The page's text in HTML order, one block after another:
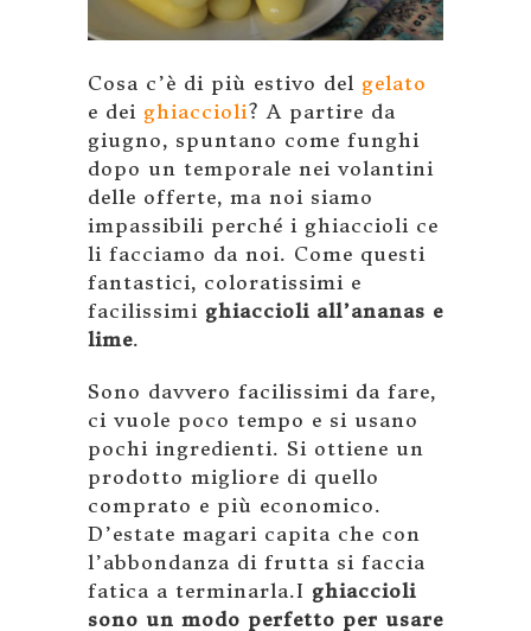
Cosa c’è di più estivo del gelato
e dei ghiaccioli? A partire da
giugno, spuntano come funghi
dopo un temporale nei volantini
delle offerte, ma noi siamo
impassibili perché i ghiaccioli ce
li facciamo da noi. Come questi
fantastici, coloratissimi e
facilissimi ghiaccioli all’ananas e
lime.
Sono davvero facilissimi da fare,
ci vuole poco tempo e si usano
pochi ingredienti. Si ottiene un
prodotto migliore di quello
comprato e più economico.
D’estate magari capita che con
l’abbondanza di frutta si faccia
fatica a terminarla.I ghiaccioli
sono un modo perfetto per usare